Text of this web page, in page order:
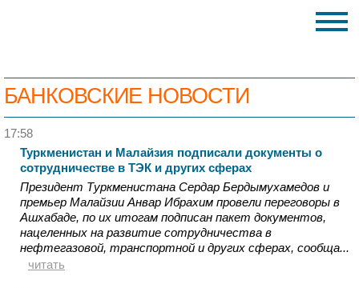
БАНКОВСКИЕ НОВОСТИ
17:58
Туркменистан и Малайзия подписали документы о
сотрудничестве в ТЭК и других сферах
Президент Туркменистана Сердар Бердымухамедов и
премьер Малайзии Анвар Ибрахим провели переговоры в
Ашхабаде, по их итогам подписан пакет документов,
нацеленных на развитие сотрудничества в
нефтегазовой, транспортной и других сферах, сообща...
читать